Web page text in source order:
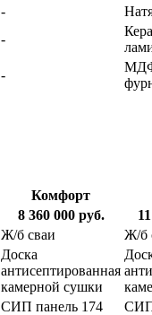
-
-
-
Комфорт
8 360 000руб.
Ж/б сваи Ж/б
Доска
антисептированная
камерной сушки
СИП панель 174
СИП